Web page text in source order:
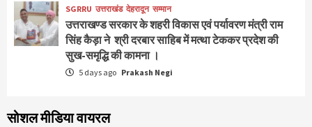
SGRRU उत्तराखंड देहरादून सम्मान
उत्तराखण्ड सरकार के शहरी विकास एवं पर्यावरण मंत्री राम
सिंह कैड़ा ने श्री दरबार साहिब में मत्था टेककर प्रदेश की
सुख-समृद्धि की कामना ।
5 days ago Prakash Negi
सोशल मीडिया वायरल